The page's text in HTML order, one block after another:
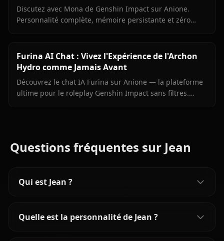
Discutez avec Mona de Genshin Impact sur Anione.
Personnalité complète, mémoire persistante et zéro
Furina AI Chat : Vivez l'Expérience de l'Archon
Hydro comme Jamais Avant
Découvrez le chat IA Furina sur Anione — la plateforme
ultime pour le roleplay Genshin Impact sans filtres.
Questions fréquentes sur Jean
Qui est Jean ?
Quelle est la personnalité de Jean ?